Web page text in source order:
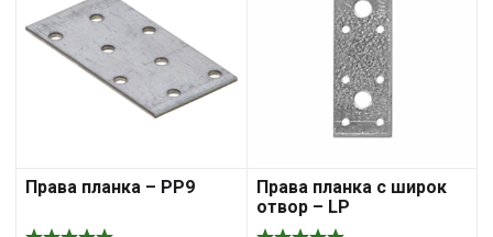
Права планка – PP9
Права планка с широк
отвор – LP